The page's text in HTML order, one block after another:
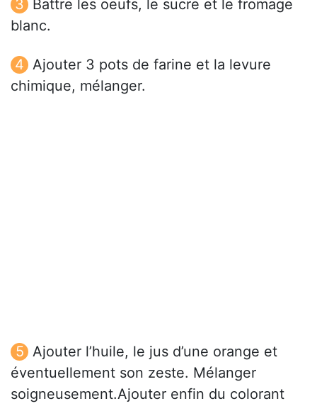
Battre les oeufs, le sucre et le fromage
blanc.
Ajouter 3 pots de farine et la levure
chimique, mélanger.
Ajouter l’huile, le jus d’une orange et
éventuellement son zeste. Mélanger
soigneusement.Ajouter enfin du colorant